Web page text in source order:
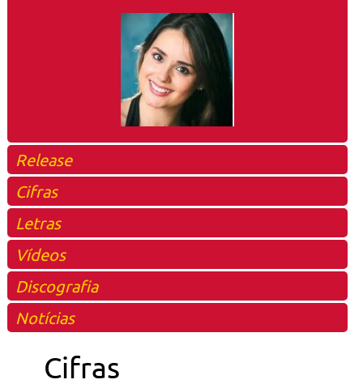
Release
Cifras
Letras
Vídeos
Discografia
Notícias
Cifras